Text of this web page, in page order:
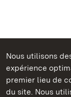
Nous utilisons
expérience
premier lieu de
du site. Nous
Châteaux et